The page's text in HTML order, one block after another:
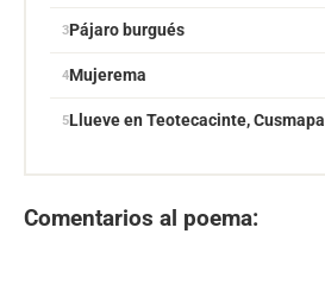
Pájaro burgués
Mujerema
Llueve en Teotecacinte, Cusmapa
Comentarios al poema: